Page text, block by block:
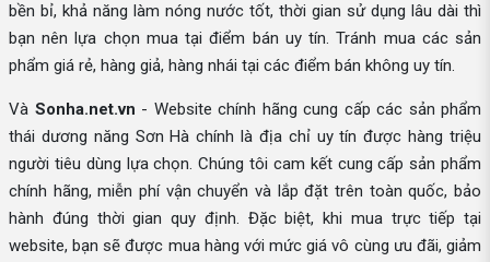
bền bỉ, khả năng làm nóng nước tốt, thời gian sử dụng lâu dài thì
bạn nên lựa chọn mua tại điểm bán uy tín. Tránh mua các sản
phẩm giá rẻ, hàng giả, hàng nhái tại các điểm bán không uy tín.
Và Sonha.net.vn - Website chính hãng cung cấp các sản phẩm
thái dương năng Sơn Hà chính là địa chỉ uy tín được hàng triệu
người tiêu dùng lựa chọn. Chúng tôi cam kết cung cấp sản phẩm
chính hãng, miễn phí vận chuyển và lắp đặt trên toàn quốc, bảo
hành đúng thời gian quy định. Đặc biệt, khi mua trực tiếp tại
website, bạn sẽ được mua hàng với mức giá vô cùng ưu đãi, giảm